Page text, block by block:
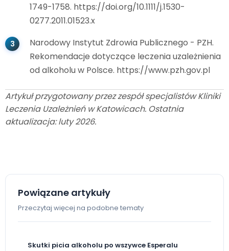
1749-1758. https://doi.org/10.1111/j.1530-
0277.2011.01523.x
Narodowy Instytut Zdrowia Publicznego - PZH.
Rekomendacje dotyczące leczenia uzależnienia
od alkoholu w Polsce. https://www.pzh.gov.pl
Artykuł przygotowany przez zespół specjalistów Kliniki
Leczenia Uzależnień w Katowicach. Ostatnia
aktualizacja: luty 2026.
Powiązane artykuły
Przeczytaj więcej na podobne tematy
Skutki picia alkoholu po wszywce Esperalu